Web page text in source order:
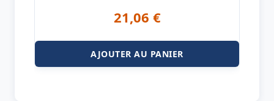
21,06 €
AJOUTER AU PANIER